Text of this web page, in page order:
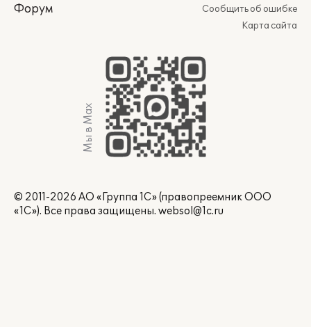
Форум
Сообщить об ошибке
Карта сайта
Мы в Max
© 2011-2026 АО «Группа 1С» (правопреемник ООО
«1С»). Все права защищены. websol@1c.ru